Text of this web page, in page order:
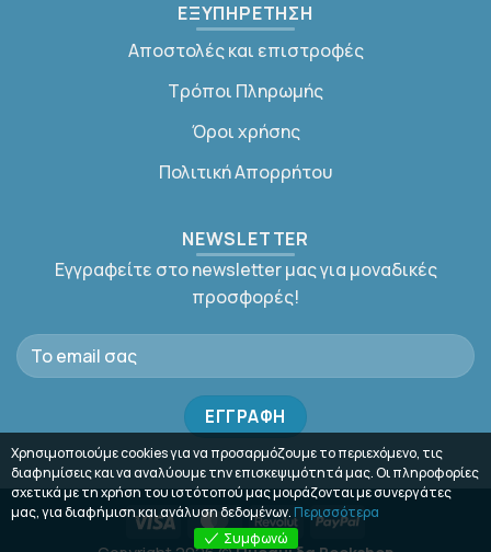
ΕΞΥΠΗΡΕΤΗΣΗ
Αποστολές και επιστροφές
Τρόποι Πληρωμής
Όροι χρήσης
Πολιτική Απορρήτου
NEWSLETTER
Εγγραφείτε στο newsletter μας για μοναδικές
προσφορές!
Visa MasterCardRevolutPayPal
Χρησιμοποιούμε cookies για να προσαρμόζουμε το περιεχόμενο, τις
διαφημίσεις και να αναλύουμε την επισκεψιμότητά μας. Οι πληροφορίες
σχετικά με τη χρήση του ιστότοπού μας μοιράζονται με συνεργάτες
μας, για διαφήμιση και ανάλυση δεδομένων. Περισσότερα
Συμφωνώ